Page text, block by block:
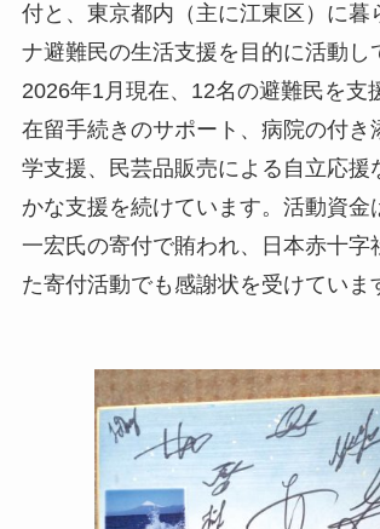
付と、東京都内（主に江東区）に暮
ナ避難民の生活支援を目的に活動し
2026年1月現在、12名の避難民を支
在留手続きのサポート、病院の付き
学支援、民芸品販売による自立応援
かな支援を続けています。活動資金
一宏氏の寄付で賄われ、日本赤十字
た寄付活動でも感謝状を受けていま